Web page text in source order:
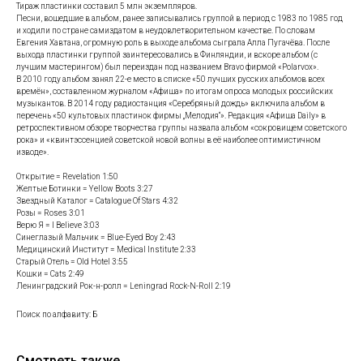
Тираж пластинки составил 5 млн экземпляров.
Песни, вошедшие в альбом, ранее записывались группой в период с 1983 по 1985 год
и ходили по стране самиздатом в неудовлетворительном качестве. По словам
Евгения Хавтана, огромную роль в выходе альбома сыграла Алла Пугачёва. После
выхода пластинки группой заинтересовались в Финляндии, и вскоре альбом (с
лучшим мастерингом) был переиздан под названием Bravo фирмой «Polarvox».
В 2010 году альбом занял 22-е место в списке «50 лучших русских альбомов всех
времён», составленном журналом «Афиша» по итогам опроса молодых российских
музыкантов. В 2014 году радиостанция «Серебряный дождь» включила альбом в
перечень «50 культовых пластинок фирмы „Мелодия“». Редакция «Афиша Daily» в
ретроспективном обзоре творчества группы назвала альбом «сокровищем советского
рока» и «квинтэссенцией советской новой волны в её наиболее оптимистичном
изводе».
Открытие = Revelation 1:50
Желтые Ботинки = Yellow Boots 3:27
Звездный Каталог = Catalogue Of Stars 4:32
Розы = Roses 3:01
Верю Я = I Believe 3:03
Синеглазый Мальчик = Blue-Eyed Boy 2:43
Медицинский Институт = Medical Institute 2:33
Старый Отель = Old Hotel 3:55
Кошки = Cats 2:49
Ленинградский Рок-н-ролл = Leningrad Rock-N-Roll 2:19
Поиск по алфавиту: Б